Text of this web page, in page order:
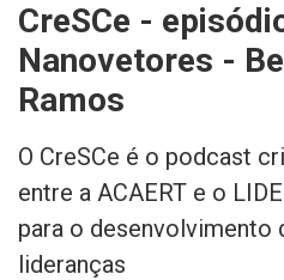
INTEGRIDADE
CreSCe -
Nanovetores -
Ramos
O CreSCe é o podcast
entre a ACAERT e o
para o desenvolvimento
lideranças